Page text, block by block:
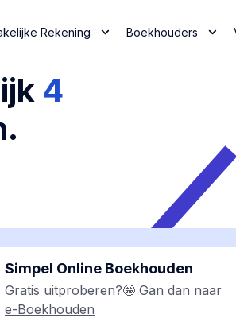
Rekening Boekhouders
4
Simpel Online Boekhouden
Gratis uitproberen?🤩 Gan dan naar
e-Boekhouden